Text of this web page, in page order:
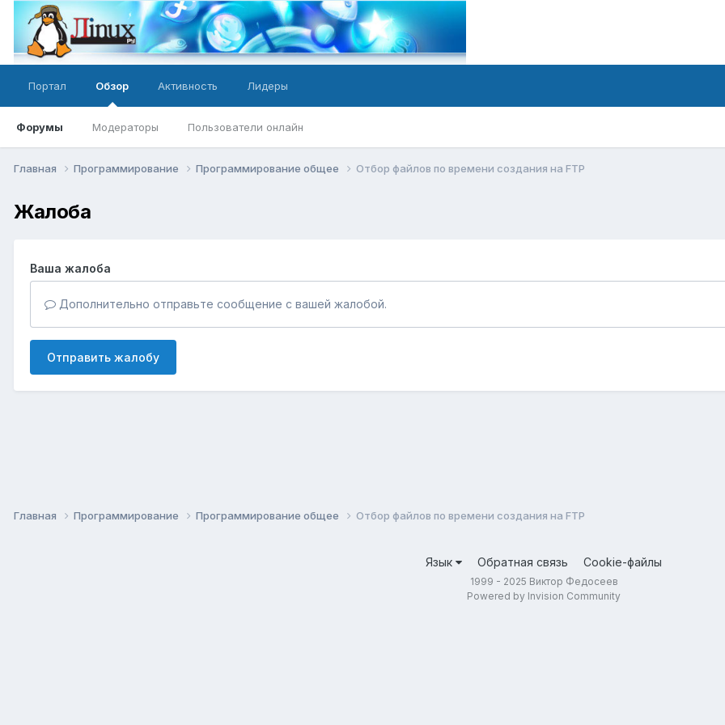
Портал Обзор
Форумы Модераторы Пользователи онлайн
Активность Лидеры
Главная Программирование Программирование общее Отбор файлов по времени создания на FTP
Жалоба
Ваша жалоба
Дополнительно отправьте сообщение с вашей жалобой.
Отправить жалобу
Главная Программирование Программирование общее Отбор файлов по времени создания на FTP
Язык Обратная связь Cookie-файлы
1999 - 2025 Виктор Федосеев
Powered by Invision Community